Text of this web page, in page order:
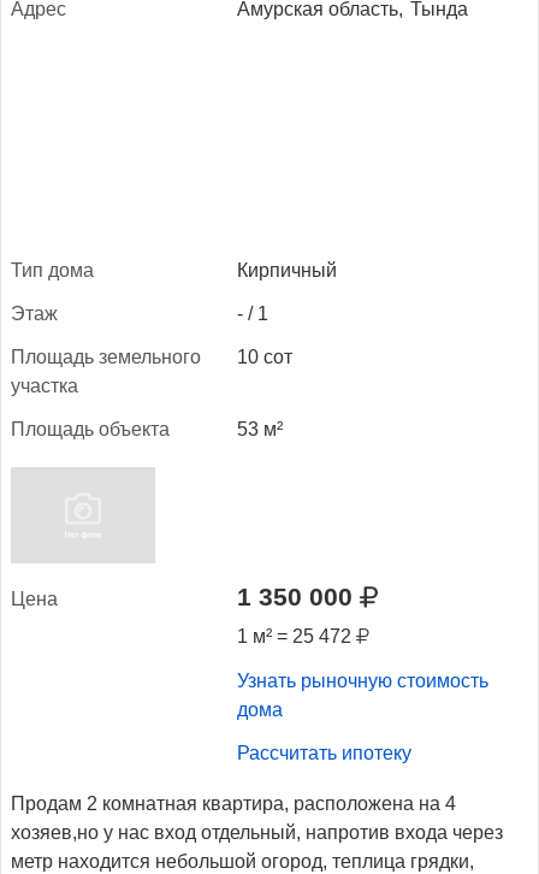
Ад­рес Амурская область, Тында
Тип до­ма Кирпичный
Этаж - / 1
Пло­щадь зе­мель­но­го
учас­тка
10 сот
Пло­щадь объ­ек­та 53 м²
Це­на 1 350 000
1 м² = 25 472
Узнать рыночную стоимость
дома
Рассчитать ипотеку
Продам 2 комнатная квартира, расположена на 4
хозяев,но у нас вход отдельный, напротив входа через
метр находится небольшой огород, теплица грядки,